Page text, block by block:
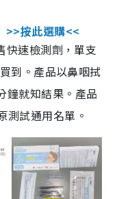
>>按此選購<<
快速檢測劑，單支
到。產品以鼻咽拭
鐘就知結果。產品
測試通用名單。